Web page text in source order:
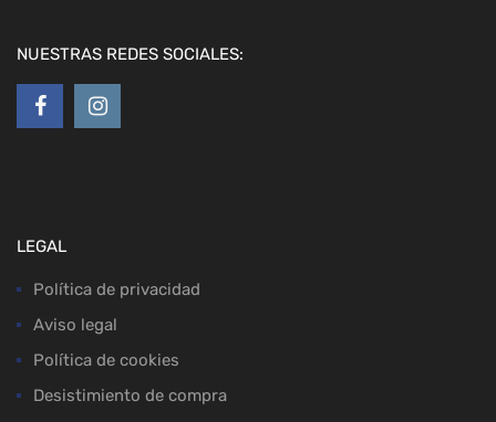
NUESTRAS REDES SOCIALES:
LEGAL
Política de privacidad
Aviso legal
Política de cookies
Desistimiento de compra